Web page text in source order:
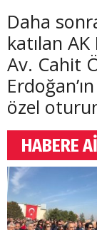
Daha
katılan
Av. Cahit
özel
HABERE
(20 Şubat -
Balık